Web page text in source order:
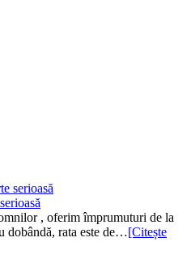
, oferim împrumuturi de la
dobândă, rata este de…[Citește